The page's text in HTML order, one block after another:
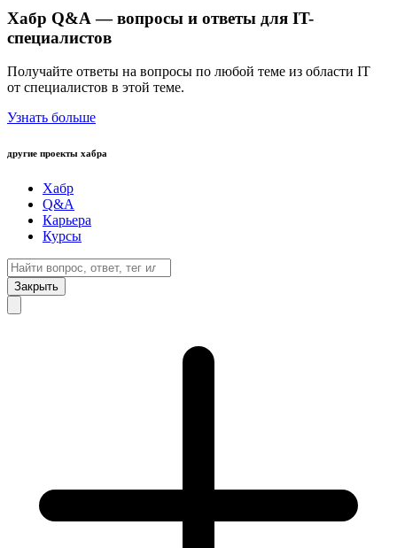
Хабр Q&A — вопросы и ответы для IT-
специалистов
Получайте ответы на вопросы по любой теме из области IT
от специалистов в этой теме.
Узнать больше
другие проекты хабра
Хабр
Q&A
Карьера
Курсы
Закрыть